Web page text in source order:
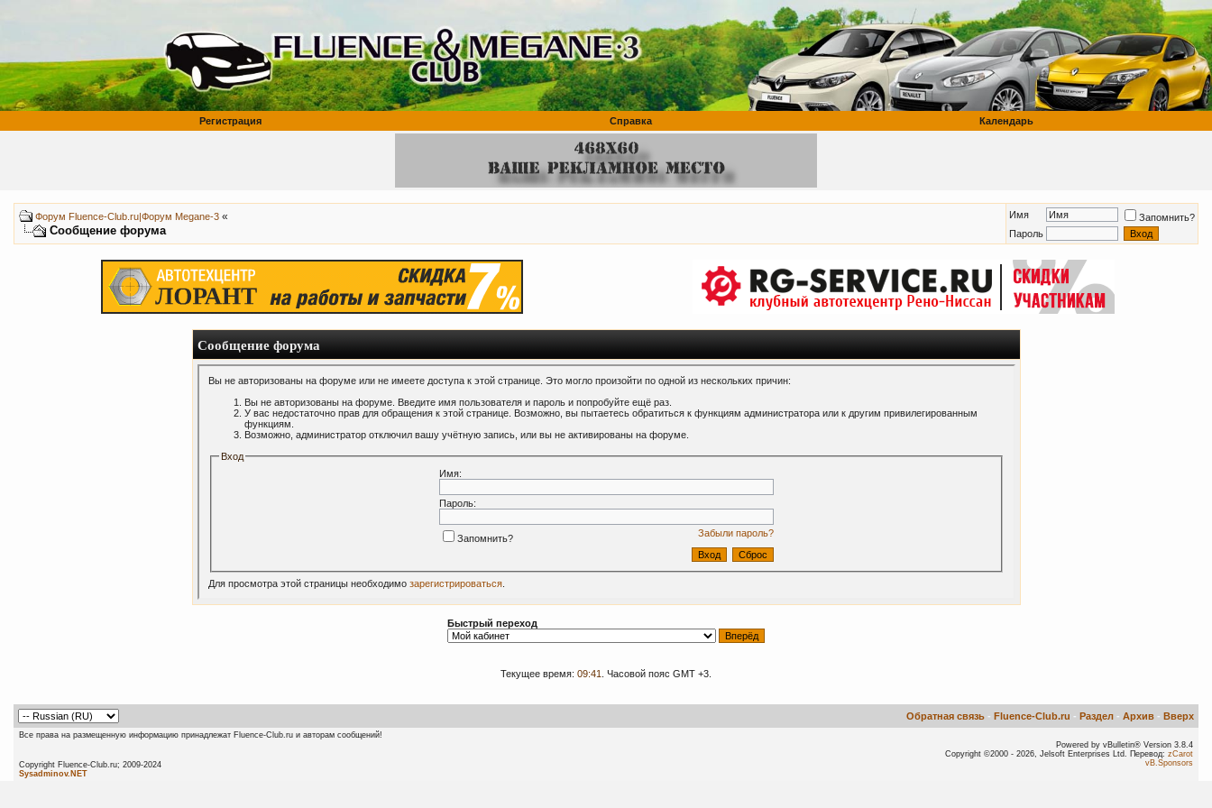
Регистрация Справка Календарь
Форум Fluence-Club.ru|Форум Megane-3 «
Сообщение форума
Имя
Запомнить?
Пароль
Сообщение форума
Вы не авторизованы на форуме или не имеете доступа к этой странице. Это могло произойти по одной из нескольких причин:
Вы не авторизованы на форуме. Введите имя пользователя и пароль и попробуйте ещё раз.
У вас недостаточно прав для обращения к этой странице. Возможно, вы пытаетесь обратиться к функциям администратора или к другим привилегированным
функциям.
Возможно, администратор отключил вашу учётную запись, или вы не активированы на форуме.
Вход
Имя:
Пароль:
Забыли пароль?
Запомнить?
Для просмотра этой страницы необходимо зарегистрироваться.
Быстрый переход
Текущее время: 09:41 . Часовой пояс GMT +3.
Обратная связь - Fluence-Club.ru - Раздел - Архив - Вверх
Все права на размещенную информацию принадлежат Fluence-Club.ru и авторам сообщений!
Copyright Fluence-Club.ru; 2009-2024
Sysadminov.NET
Powered by vBulletin® Version 3.8.4
Copyright ©2000 - 2026, Jelsoft Enterprises Ltd. Перевод: zCarot
vB.Sponsors